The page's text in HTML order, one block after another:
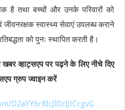
है तथा बच्चों और उनके परिवारों को
स्वास्थ्य सेवाएं उपलब्ध कराने
को पुनः स्थापित करती है।
व्हाट्सएप पर पढ़ने के लिए नीचे दिए
ग्रुप ज्वाइन करें
D2aYY6rRIcJI0zIJlCcgvG